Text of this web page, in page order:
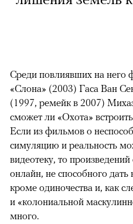
Среди повлиявших на него
«Слона» (2003) Гаса Ван
(1997, ремейк в 2007)
сможет ли «Охота»
Если из фильмов о
симуляцию и реальность
видеотеку, то
онлайн, не способного дать
кроме одиночества и, как
и «колониальной
много.